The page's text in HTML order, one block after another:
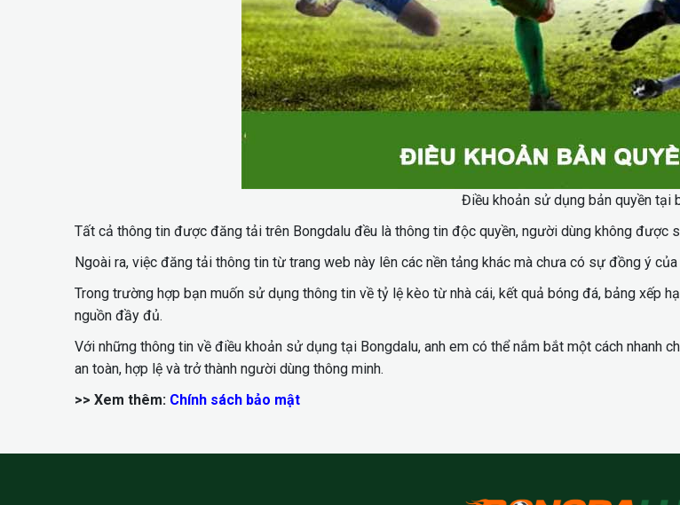
Điều khoản sử dụng bản quyền tại
Tất cả thông tin được đăng tải trên Bongdalu đều là thông tin độc quyền, người dùng không được
Ngoài ra, việc đăng tải thông tin từ trang web này lên các nền tảng khác mà chưa có sự đồng ý
Trong trường hợp bạn muốn sử dụng thông tin về tỷ lệ kèo từ nhà cái, kết quả bóng đá, bảng xếp
nguồn đầy đủ.
Với những thông tin về điều khoản sử dụng tại Bongdalu, anh em có thể nắm bắt một cách nhanh
an toàn, hợp lệ và trở thành người dùng thông minh.
>> Xem thêm: Chính sách bảo mật